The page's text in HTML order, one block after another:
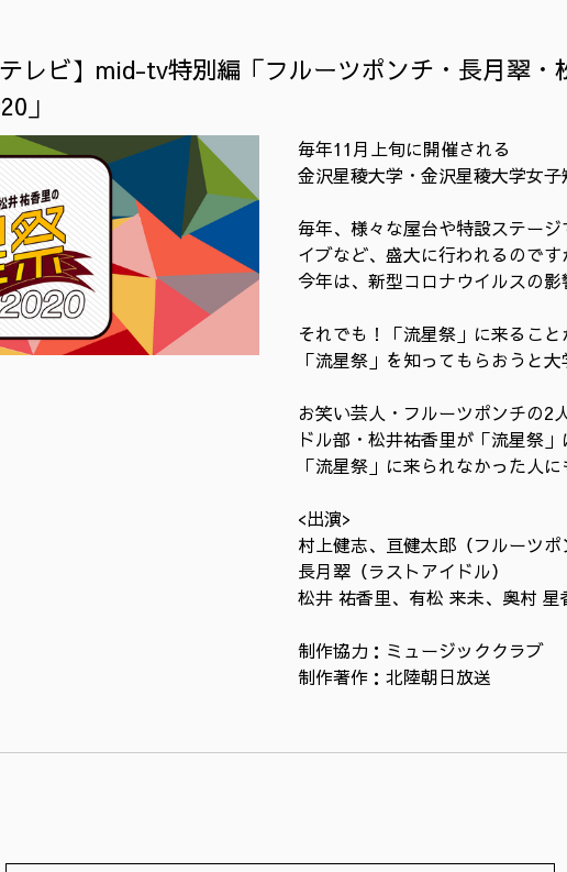
テレビ】mid-tv特別編「フルーツポンチ・長月翠
」
毎年11月上旬に開催される
金沢星稜大学・金沢星稜大学女
毎年、様々な屋台や特設ステー
イブなど、盛大に行われるのです
今年は、新型コロナウイルスの
それでも！「流星祭」に来るこ
「流星祭」を知ってもらおうと大
お笑い芸人・フルーツポンチの2
ドル部・松井祐香里が「流星祭」
「流星祭」に来られなかった人
<出演>
村上健志、亘健太郎（フルーツポ
長月翠（ラストアイドル）
松井 祐香里、有松 来未、奥村 星
制作協力：ミュージッククラブ
制作著作：北陸朝日放送